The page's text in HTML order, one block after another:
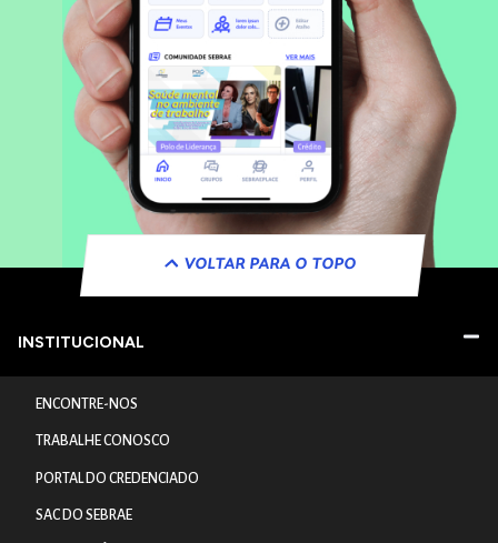
VOLTAR PARA O TOPO
INSTITUCIONAL
ENCONTRE-NOS
TRABALHE CONOSCO
PORTAL DO CREDENCIADO
SAC DO SEBRAE